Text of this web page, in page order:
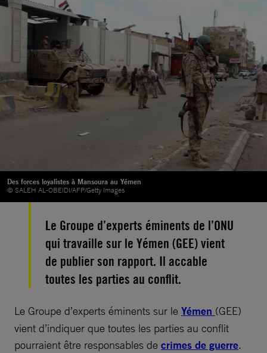
Des forces loyalistes à Mansoura au Yémen
© SALEH AL-OBEIDI/AFP/Getty Images
Le Groupe d’experts éminents de l’ONU
qui travaille sur le Yémen (GEE) vient
de publier son rapport. Il accable
toutes les parties au conflit.
Le Groupe d’experts éminents sur le Yémen (GEE)
vient d’indiquer que toutes les parties au conflit
pourraient être responsables de crimes de guerre.